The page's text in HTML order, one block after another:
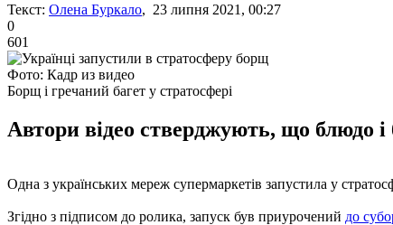
Текст: Олена Буркало, 23 липня 2021, 00:27
0
601
Фото: Кадр из видео
Борщ і гречаний багет у стратосфері
Автори відео стверджують, що блюдо і
Одна з українських мереж супермаркетів запустила у
Згідно з підписом до ролика, запуск був приурочений до